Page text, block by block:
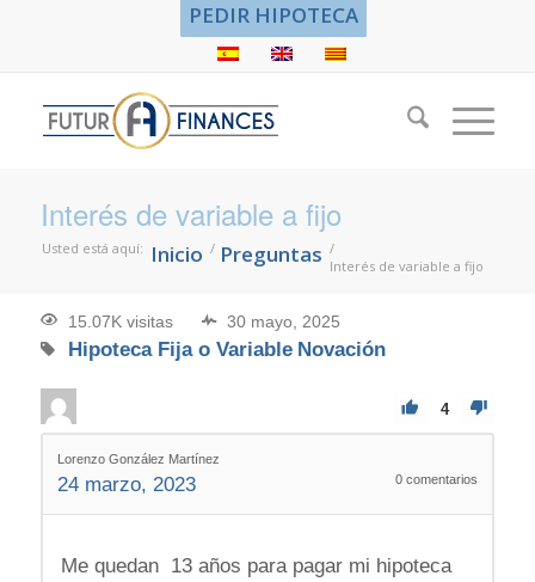
PEDIR HIPOTECA
Interés de variable a fijo
Usted está aquí: Inicio / Preguntas /
Interés de variable a fijo
15.07K visitas 30 mayo, 2025
Hipoteca Fija o Variable Novación
4
Lorenzo González Martínez
24 marzo, 2023 0 comentarios
Me quedan 13 años para pagar mi hipoteca